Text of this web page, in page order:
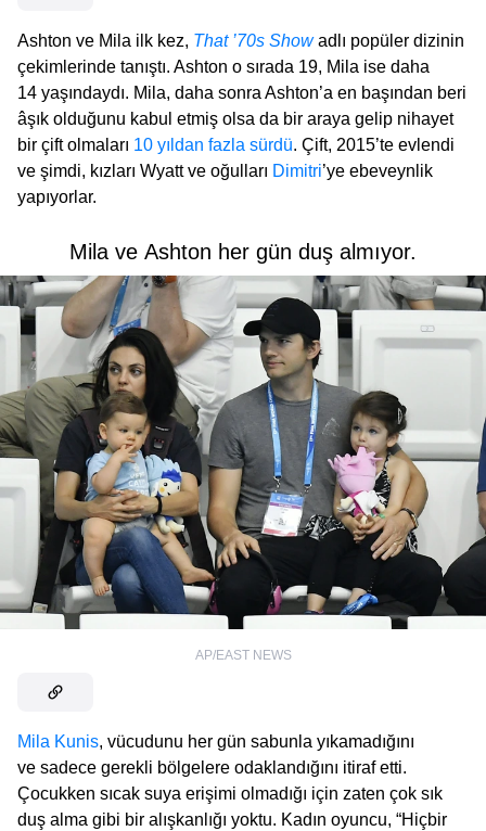
Ashton ve Mila ilk kez, That ’70s Show adlı popüler dizinin
çekimlerinde tanıştı. Ashton o sırada 19, Mila ise daha
14 yaşındaydı. Mila, daha sonra Ashton’a en başından beri
âşık olduğunu kabul etmiş olsa da bir araya gelip nihayet
bir çift olmaları 10 yıldan fazla sürdü. Çift, 2015’te evlendi
ve şimdi, kızları Wyatt ve oğulları Dimitri’ye ebeveynlik
yapıyorlar.
Mila ve Ashton her gün duş almıyor.
AP/EAST NEWS
Mila Kunis, vücudunu her gün sabunla yıkamadığını
ve sadece gerekli bölgelere odaklandığını itiraf etti.
Çocukken sıcak suya erişimi olmadığı için zaten çok sık
duş alma gibi bir alışkanlığı yoktu. Kadın oyuncu, “Hiçbir